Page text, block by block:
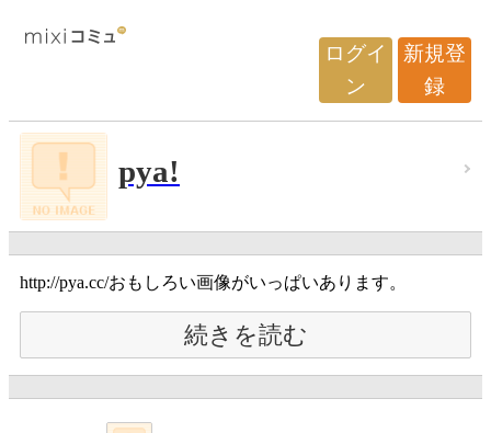
ログイ
ン
新規登
録
pya!
http://pya.cc/おもしろい画像がいっぱいあります。
続きを読む